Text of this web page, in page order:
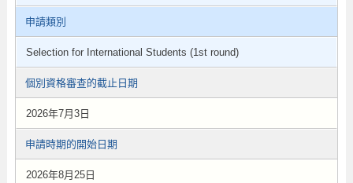
申請類別
Selection for International Students (1st round)
個別資格審查的截止日期
2026年7月3日
申請時期的開始日期
2026年8月25日